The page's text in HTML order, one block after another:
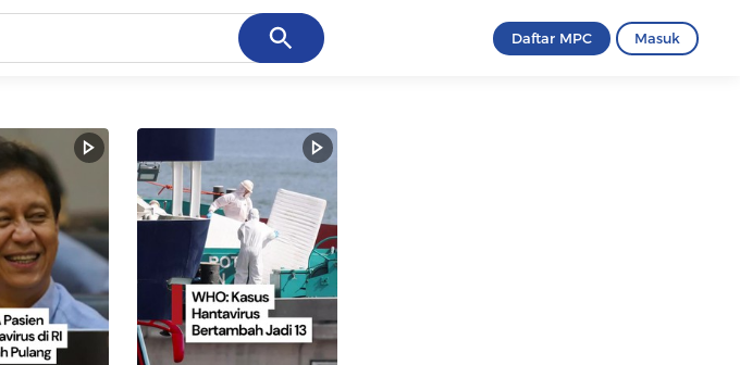
Cancel Daftar MPC Masuk